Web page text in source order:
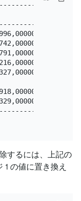
するには、上記の
1 の値に置き換え